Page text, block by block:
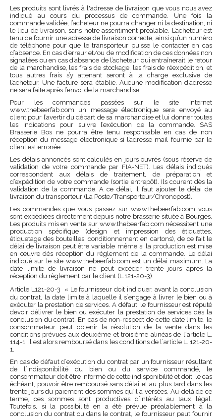
Les produits sont livrés à l'adresse de livraison que vous nous avez
indiqué au cours du processus de commande. Une fois la
commande validée, l’acheteur ne pourra changer ni la destination, ni
le lieu de livraison, sans notre assentiment préalable. L’acheteur est
tenu de fournir une adresse de livraison correcte, ainsi qu’un numéro
de téléphone pour que le transporteur puisse le contacter en cas
d’absence. En cas d’erreur et/ou de modification de ces données non
signalées ou en cas d’absence de l’acheteur qui entraînerait le retour
de la marchandise, les frais de stockage, les frais de réexpédition, et
tous autres frais s’y attenant seront à la charge exclusive de
l’acheteur. Une facture sera établie. Aucune modification d’adresse
ne sera faite après l’envoi de la marchandise.
Pour les commandes passées sur le site Internet
www.thebeerfab.com un message électronique sera envoyé au
client pour l’avertir du départ de sa marchandise et lui donner toutes
les indications pour suivre l’exécution de la commande. SAS
Brasserie Bos ne pourra être tenu responsable en cas de non
réception du message électronique si l’adresse mail fournie par le
client est erronée.
Les délais annoncés sont calculés en jours ouvrés (sous réserve de
validation de votre commande par FIA-NET). Les délais indiqués
correspondent aux délais de traitement, de préparation et
d’expédition de votre commande (sortie entrepôt). Ils courent dès la
validation de la commande. A ce délai, il faut ajouter le délai de
livraison du transporteur (La Poste/Transporteur/Chronopost).
Les commandes que vous passez sur www.thebeerfab.com vous
sont expédiées directement depuis notre brasserie située à Bourges.
Les produits mis en vente sur www.thebeerfab.com nécessitent une
production spécifique (design et impression des étiquettes,
étiquetage des bouteilles, conditionnement en cartons), de ce fait le
délai de livraison peut être variable même si la production est mise
en œuvre dès réception du règlement de la commande. Le délai
indiqué sur le site www.thebeerfab.com est un délai maximum. La
date limite de livraison ne peut excéder trente jours après la
réception du règlement par le client (L.121-20-3).
Article L121-20-3 « Le fournisseur doit indiquer, avant la conclusion
du contrat, la date limite à laquelle il s´engage à livrer le bien ou à
exécuter la prestation de services. A défaut, le fournisseur est réputé
devoir délivrer le bien ou exécuter la prestation de services dès la
conclusion du contrat. En cas de non-respect de cette date limite, le
consommateur peut obtenir la résolution de la vente dans les
conditions prévues aux deuxième et troisième alinéas de l´article L.
114-1. Il est alors remboursé dans les conditions de l´article L. 121-20-
1.
En cas de défaut d´exécution du contrat par un fournisseur résultant
de l´indisponibilité du bien ou du service commandé, le
consommateur doit être informé de cette indisponibilité et doit, le cas
échéant, pouvoir être remboursé sans délai et au plus tard dans les
trente jours du paiement des sommes qu´il a versées. Au-delà de ce
terme, ces sommes sont productives d´intérêts au taux légal.
Toutefois, si la possibilité en a été prévue préalablement à la
conclusion du contrat ou dans le contrat, le fournisseur peut fournir